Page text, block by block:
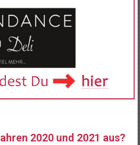
2020 und 2021 aus?